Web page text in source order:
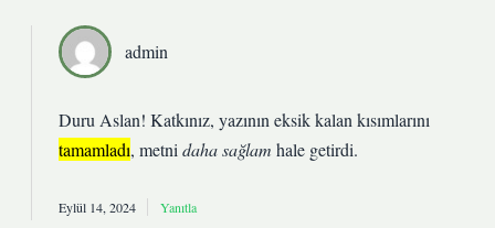
admin
Duru Aslan! Katkınız, yazının eksik kalan kısımlarını
tamamladı, metni daha sağlam hale getirdi.
Eylül 14, 2024 Yanıtla